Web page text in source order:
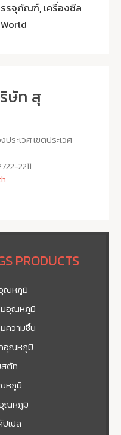
รจุภัณฑ์, เครื่องซีล
ษัท สุ
ระเวศ เขตประเวศ
2211
PRODUCTS
ณหภูมิ
มอุณหภูมิ
ความชื้น
อุณหภูมิ
สตัท
หภูมิ
ณหภูมิ
ปเปิล